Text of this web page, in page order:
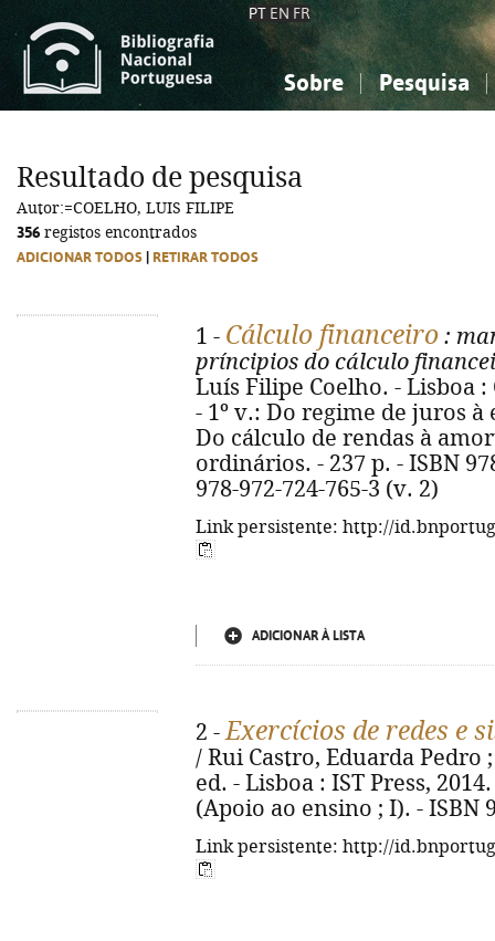
PT EN FR
Sobre Pesquisa
Ciências sociais...
Ciências sociais...
Resultado de pesquisa
Autor:=COELHO, LUIS FILIPE
356 registos encontrados
ADICIONAR TODOS RETIRAR TODOS
1 - Cálculo financeiro :
príncipios do cálculo
Luís Filipe Coelho. - Lisboa :
- 1º v.: Do regime de juros à
Do cálculo de rendas à
ordinários. - 237 p. - ISBN
978-972-724-765-3 (v. 2)
Link persistente: http://
ADICIONAR À LISTA
2 -Exercícios de redes e
/ Rui Castro, Eduarda Pedro
ed. - Lisboa : IST Press,
(Apoio ao ensino ; I). - ISBN
Link persistente: http://